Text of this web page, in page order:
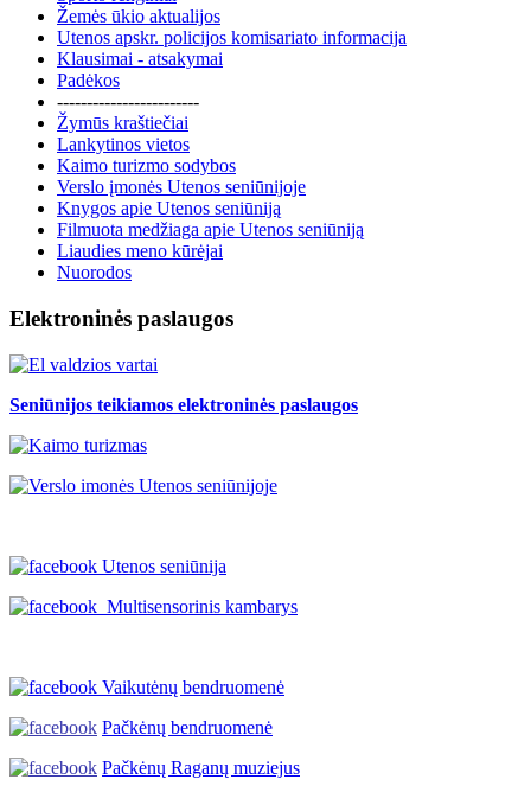
Žemės ūkio aktualijos
Utenos apskr. policijos komisariato informacija
Klausimai - atsakymai
Padėkos
------------------------
Žymūs kraštiečiai
Lankytinos vietos
Kaimo turizmo sodybos
Verslo įmonės Utenos seniūnijoje
Knygos apie Utenos seniūniją
Filmuota medžiaga apie Utenos seniūniją
Liaudies meno kūrėjai
Nuorodos
Elektroninės paslaugos
Seniūnijos teikiamos elektroninės paslaugos
Utenos seniūnija
Multisensorinis kambarys
Vaikutėnų bendruomenė
Pačkėnų bendruomenė
Pačkėnų Raganų muziejus